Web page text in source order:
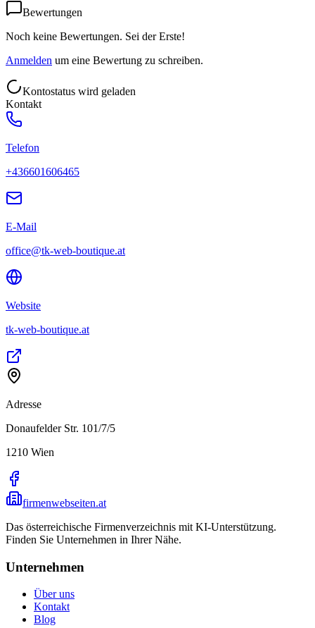
Bewertungen
Noch keine Bewertungen. Sei der Erste!
Anmelden um eine Bewertung zu schreiben.
Kontostatus wird geladen
Kontakt
Telefon
+436601606465
E-Mail
office@tk-web-boutique.at
Website
tk-web-boutique.at
Adresse
Donaufelder Str. 101/7/5
1210 Wien
firmenwebseiten.at
Das österreichische Firmenverzeichnis mit KI-Unterstützung.
Finden Sie Unternehmen in Ihrer Nähe.
Unternehmen
Über uns
Kontakt
Blog